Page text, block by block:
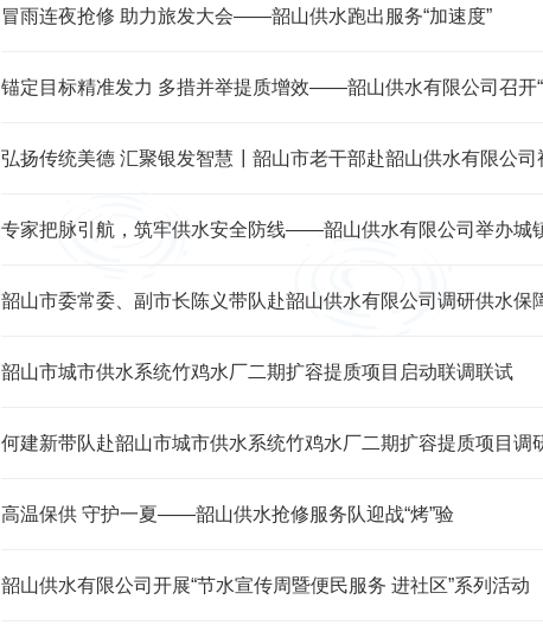
冒雨连夜抢修 助力旅发大会——韶山供水跑出服务“加速度”
弘扬传统美德 汇聚银发智慧┃韶山市老干部赴韶山供水有限公司
专家把脉引航，筑牢供水安全防线——韶山供水有限公司举办城
韶山市委常委、副市长陈义带队赴韶山供水有限公司调研供水保
韶山市城市供水系统竹鸡水厂二期扩容提质项目启动联调联试
何建新带队赴韶山市城市供水系统竹鸡水厂二期扩容提质项目调
高温保供 守护一夏——韶山供水抢修服务队迎战“烤”验
韶山供水有限公司开展“节水宣传周暨便民服务 进社区”系列活动